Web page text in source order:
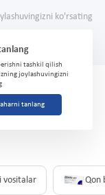
ko'rsating
tashkil qilish
joylashuvingizni
tanlang
vositalar Qon